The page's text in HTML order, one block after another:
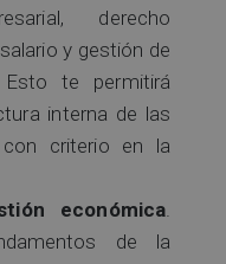
derecho
y gestión de
Esto te permitirá
interna de las
criterio en la
económica.
de la